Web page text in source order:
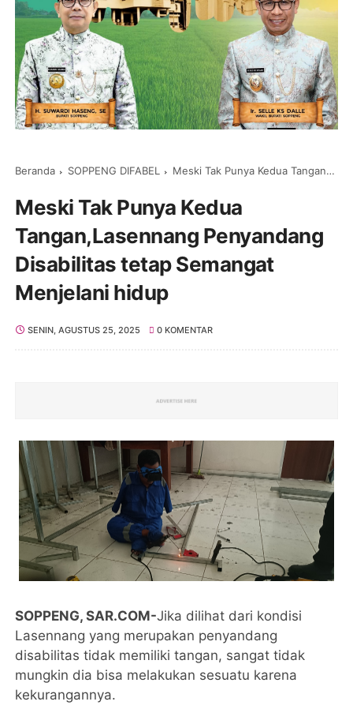
Beranda SOPPENG DIFABEL Meski Tak Punya Kedua Tangan,Lasennang Penyandang Disabilitas tetap Semangat Menjelani hidup
Meski Tak Punya Kedua
Tangan,Lasennang Penyandang
Disabilitas tetap Semangat
Menjelani hidup
SENIN, AGUSTUS 25, 2025 0 KOMENTAR
SOPPENG, SAR.COM-Jika dilihat dari kondisi
Lasennang yang merupakan penyandang
disabilitas tidak memiliki tangan, sangat tidak
mungkin dia bisa melakukan sesuatu karena
kekurangannya.